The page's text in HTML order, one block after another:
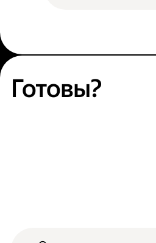
Готовы?